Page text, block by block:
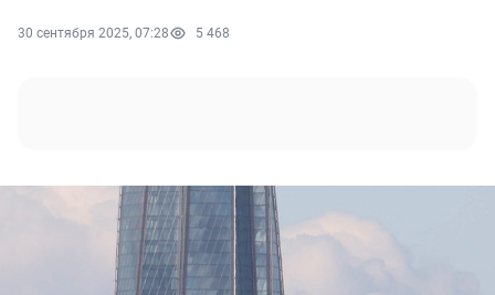
30 сентября 2025, 07:28 5 468